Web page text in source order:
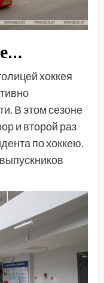
хоккея
В этом сезоне
и второй раз
по хоккею.